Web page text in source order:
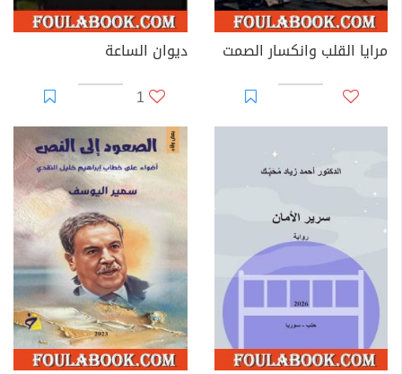
مرايا القلب وانكسار الصمت
ديوان الساعة
1